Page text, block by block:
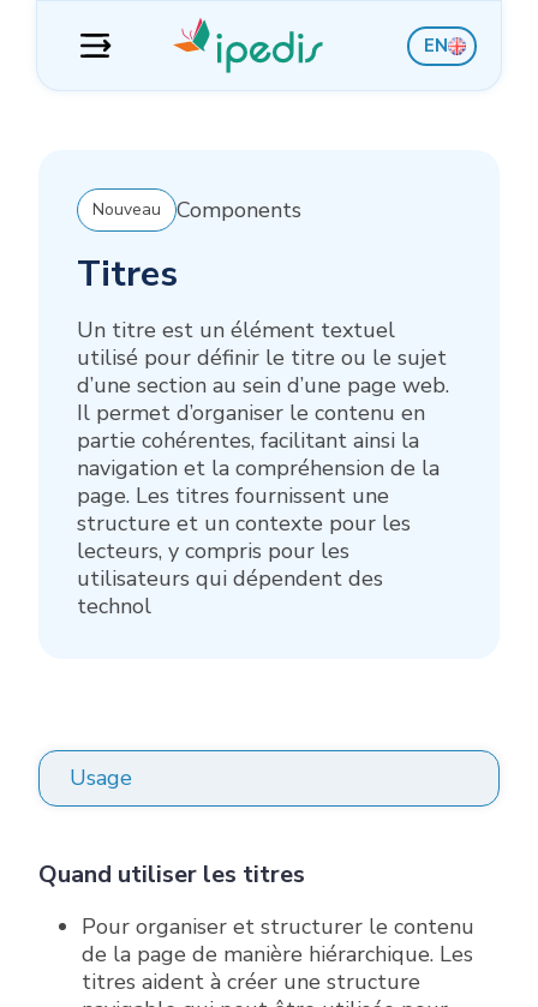
la
contenu
la
pied
EN
Nouveau Components
Titres
Un titre est un élément textuel
utilisé pour définir le titre ou le sujet
d’une section au sein d’une page web.
Il permet d’organiser le contenu en
partie cohérentes, facilitant ainsi la
navigation et la compréhension de la
page. Les titres fournissent une
structure et un contexte pour les
lecteurs, y compris pour les
utilisateurs qui dépendent des
technol
Usage
Quand utiliser les titres
Pour organiser et structurer le contenu
de la page de manière hiérarchique. Les
titres aident à créer une structure